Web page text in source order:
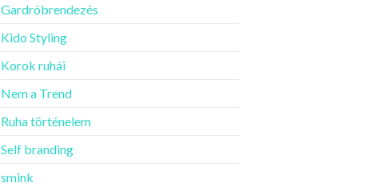
Gardróbrendezés
Kido Styling
Korok ruhái
Nem a Trend
Ruha történelem
Self branding
smink